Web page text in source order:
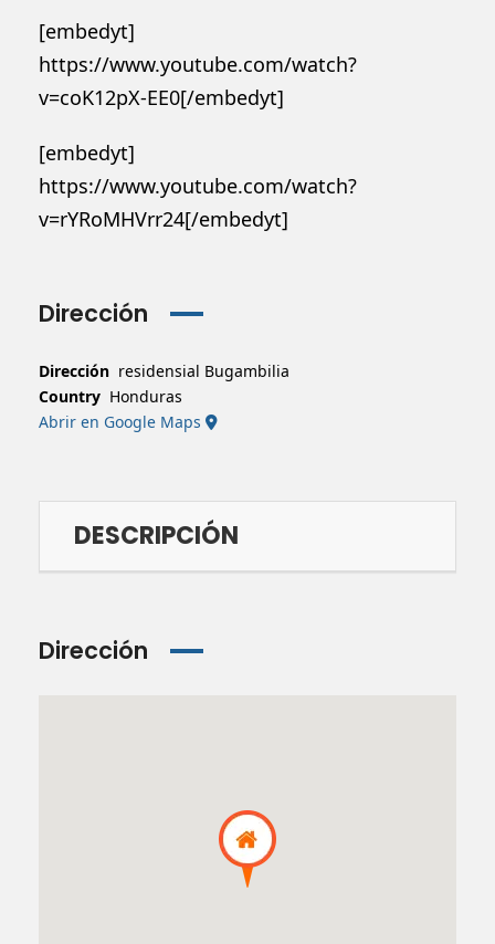
[embedyt]
https://www.youtube.com/watch?
v=coK12pX-EE0[/embedyt]
[embedyt]
https://www.youtube.com/watch?
v=rYRoMHVrr24[/embedyt]
Dirección
Dirección residensial Bugambilia
Country Honduras
Abrir en Google Maps
DESCRIPCIÓN
Dirección